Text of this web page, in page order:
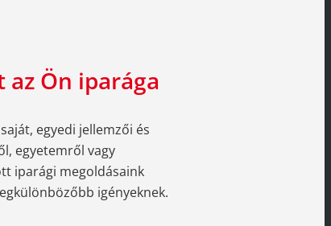
Ön iparága
egyedi jellemzői és
egyetemről vagy
iparági megoldásaink
igényeknek.